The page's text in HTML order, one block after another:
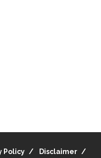
Policy Disclaimer